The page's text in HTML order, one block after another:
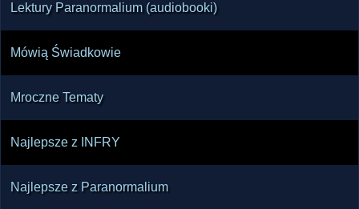
Lektury Paranormalium (audiobooki)
Mówią Świadkowie
Mroczne Tematy
Najlepsze z INFRY
Najlepsze z Paranormalium